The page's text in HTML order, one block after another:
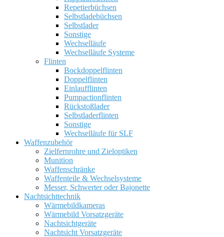
Repetierbüchsen
Selbstladebüchsen
Selbstlader
Sonstige
Wechselläufe
Wechselläufe Systeme
Flinten
Bockdoppelflinten
Doppelflinten
Einlaufflinten
Pumpactionflinten
Rückstoßlader
Selbstladerflinten
Sonstige
Wechselläufe für SLF
Waffenzubehör
Zielfernrohre und Zieloptiken
Munition
Waffenschränke
Waffenteile & Wechselsysteme
Messer, Schwerter oder Bajonette
Nachtsichttechnik
Wärmebildkameras
Wärmebild Vorsatzgeräte
Nachtsichtgeräte
Nachtsicht Vorsatzgeräte